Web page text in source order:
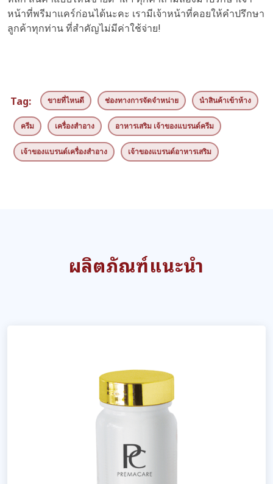
หน้าที่พรีมาแคร์ก่อนได้นะคะ เรามีเจ้าหน้าที่คอยให้คำปรึกษา
ลูกค้าทุกท่าน ที่สำคัญไม่มีค่าใช้จ่าย!
Tag: ขายที่ไหนดี ช่องทางการจัดจำหน่าย นำสินค้าเข้าห้าง
ครีม เครื่องสำอาง อาหารเสริม เจ้าของแบรนด์ครีม
เจ้าของแบรนด์เครื่องสำอาง เจ้าของแบรนด์อาหารเสริม
ผลิตภัณฑ์แนะนำ